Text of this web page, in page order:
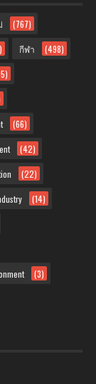
(767)
กีฬา (498)
(66)
(42)
(22)
(14)
(3)